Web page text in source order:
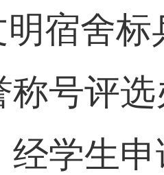
明宿舍
称号评
经学生